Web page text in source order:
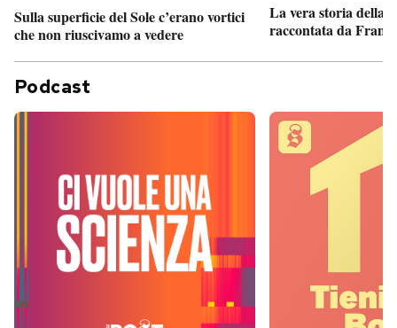
Sulla superficie del Sole c’erano vortici
che non riuscivamo a vedere
La vera storia della
raccontata da
Podcast